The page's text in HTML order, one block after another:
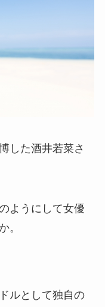
した酒井若菜さ
ようにして女優
。
ルとして独自の